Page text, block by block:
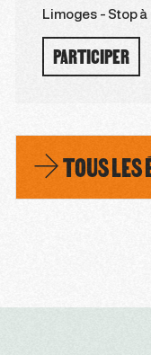
Limoges - Stop
PARTICIPER
TOUS LES